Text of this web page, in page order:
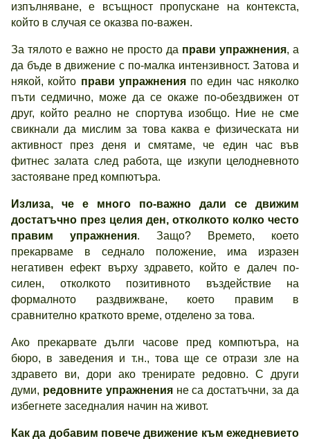
изпълняване, е всъщност пропускане на контекста,
който в случая се оказва по-важен.
За тялото е важно не просто да прави упражнения, а
да бъде в движение с по-малка интензивност. Затова и
някой, който прави упражненияпо един час няколко
пъти седмично, може да се окаже по-обездвижен от
друг, който реално не спортува изобщо. Ние не сме
свикнали да мислим за това каква е физическата ни
активност през деня и смятаме, че един час във
фитнес залата след работа, ще изкупи целодневното
застояване пред компютъра.
Излиза, че е много по-важно дали се движим
достатъчно през целия ден, отколкото колко често
правим упражнения. Защо? Времето, което
прекарваме в седнало положение, има изразен
негативен ефект върху здравето, който е далеч по-
силен, отколкото позитивното въздействие на
формалното раздвижване, което правим в
сравнително краткото време, отделено за това.
Ако прекарвате дълги часове пред компютъра, на
бюро, в заведения и т.н., това ще се отрази зле на
здравето ви, дори ако тренирате редовно. С други
думи, редовните упражнения не са достатъчни, за да
избегнете заседналия начин на живот.
Как да добавим повече движение към ежедневието